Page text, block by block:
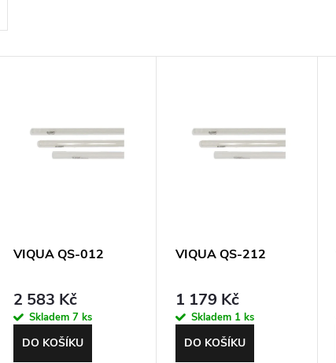
VIQUA QS-012
2 583 Kč
Skladem 7 ks
DO KOŠÍKU
VIQUA QS-212
1 179 Kč
Skladem 1 ks
DO KOŠÍKU